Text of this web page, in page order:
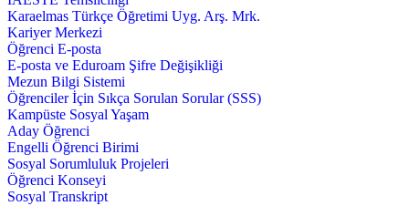
Karaelmas Türkçe Öğretimi Uyg. Arş. Mrk.
Kariyer Merkezi
Öğrenci E-posta
E-posta ve Eduroam Şifre Değişikliği
Mezun Bilgi Sistemi
Öğrenciler İçin Sıkça Sorulan Sorular (SSS)
Kampüste Sosyal Yaşam
Aday Öğrenci
Engelli Öğrenci Birimi
Sosyal Sorumluluk Projeleri
Öğrenci Konseyi
Sosyal Transkript